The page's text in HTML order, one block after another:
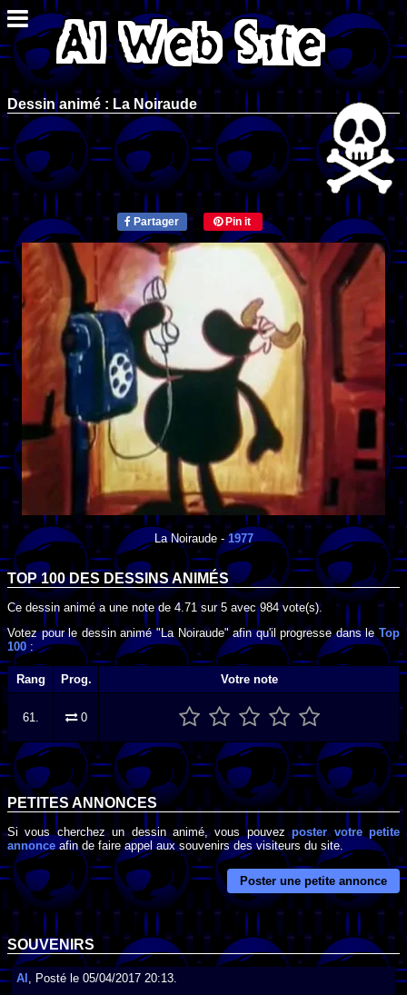
Dessin animé : La Noiraude
Partager Pin it
La Noiraude-1977
TOP 100 DES DESSINS ANIMÉS
Ce dessin animé a une note de 4.71sur5 avec984vote(s).
Votez pour le dessin animé "La Noiraude" afin qu'il progresse dans le Top
100 :
Rang Prog. Votre note
61. 0
PETITES ANNONCES
Si vous cherchez un dessin animé, vous pouvezposter votre petite
annonce afin de faire appel aux souvenirs des visiteurs du site.
Poster une petite annonce
SOUVENIRS
Al , Posté le 05/04/2017 20:13.